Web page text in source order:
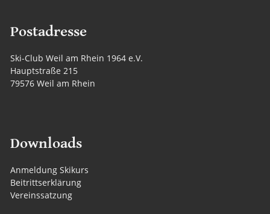
Postadresse
Ski-Club Weil am Rhein 1964 e.V.
Hauptstraße 215
79576 Weil am Rhein
Downloads
Anmeldung Skikurs
Beitrittserklärung
Vereinssatzung